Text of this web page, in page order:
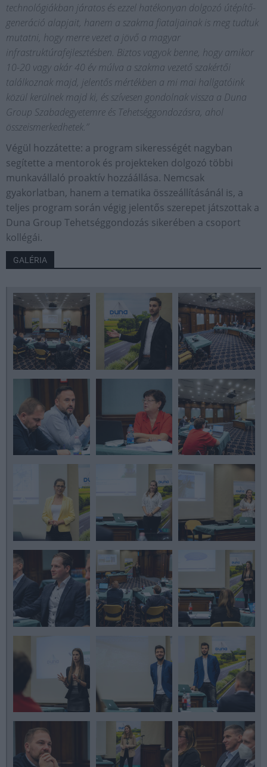
technológiákban járatos és ezzel hatékonyan dolgozó útépítő-
generáció alapjait, hanem a szakma fiataljainak is meg tudtuk
mutatni, hogy merre vezet a jövő a magyar
infrastruktúrafejlesztésben. Biztos vagyok benne, hogy amikor
10-20 vagy akár 40 év múlva a szakma vezető szakértői
találkoznak majd, jelentős mértékben a mi mai hallgatóink
közül kerülnek majd ki, és szívesen gondolnak vissza a Duna
Group Szabadegyetemre és Tehetséggondozásra, ahol
összeismerkedhetek.”
Végül hozzátette: a program sikerességét nagyban
segítette a mentorok és projekteken dolgozó többi
munkavállaló proaktív hozzáállása. Nemcsak
gyakorlatban, hanem a tematika összeállításánál is, a
teljes program során végig jelentős szerepet játszottak a
Duna Group Tehetséggondozás sikerében a csoport
kollégái.
GALÉRIA